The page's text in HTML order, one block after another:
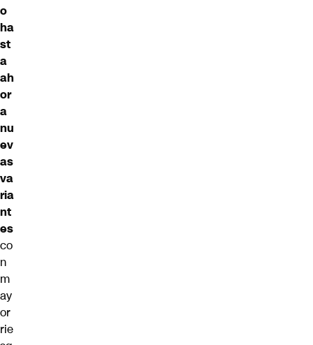
o
ha
st
a
ah
or
a
nu
ev
as
va
ria
nt
es
co
n
m
ay
or
rie